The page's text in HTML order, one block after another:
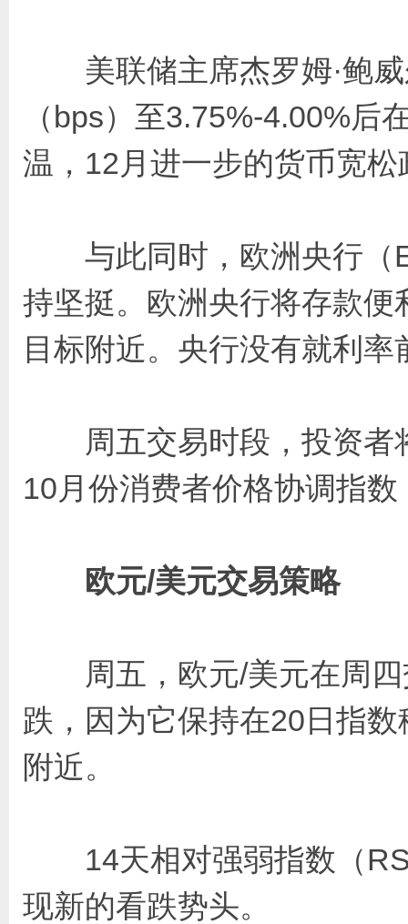
美联储主席杰罗姆·鲍威
（bps）至3.75%-4.00%后
温，12月进一步的货币宽松
与此同时，欧洲央行（
持坚挺。欧洲央行将存款
目标附近。央行没有就利
周五交易时段，投资者
10月份消费者价格协调指
欧元/美元交易策略
周五，欧元/美元在周四
跌，因为它保持在20日指
附近。
14天相对强弱指数（RSI
现新的看跌势头。